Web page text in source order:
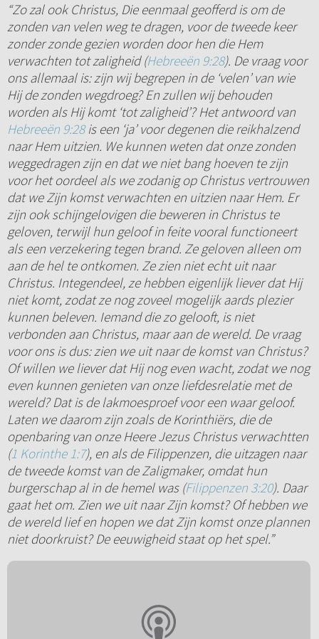
“Zo zal ook Christus, Die eenmaal geofferd is om de
zonden van velen weg te dragen, voor de tweede keer
zonder zonde gezien worden door hen die Hem
verwachten tot zaligheid (Hebreeën 9:28). De vraag voor
ons allemaal is: zijn wij begrepen in de ‘velen’ van wie
Hij de zonden wegdroeg? En zullen wij behouden
worden als Hij komt ‘tot zaligheid’? Het antwoord van
Hebreeën 9:28is een ‘ja’ voor degenen die reikhalzend
naar Hem uitzien. We kunnen weten dat onze zonden
weggedragen zijn en dat we niet bang hoeven te zijn
voor het oordeel als we zodanig op Christus vertrouwen
dat we Zijn komst verwachten en uitzien naar Hem. Er
zijn ook schijngelovigen die beweren in Christus te
geloven, terwijl hun geloof in feite vooral functioneert
als een verzekering tegen brand. Ze geloven alleen om
aan de hel te ontkomen. Ze zien niet echt uit naar
Christus. Integendeel, ze hebben eigenlijk liever dat Hij
niet komt, zodat ze nog zoveel mogelijk aards plezier
kunnen beleven. Iemand die zo gelooft, is niet
verbonden aan Christus, maar aan de wereld. De vraag
voor ons is dus: zien we uit naar de komst van Christus?
Of willen we liever dat Hij nog even wacht, zodat we nog
even kunnen genieten van onze liefdesrelatie met de
wereld? Dat is de lakmoesproef voor een waar geloof.
Laten we daarom zijn zoals de Korinthiërs, die de
openbaring van onze Heere Jezus Christus verwachtten
(1 Korinthe 1:7), en als de Filippenzen, die uitzagen naar
de tweede komst van de Zaligmaker, omdat hun
burgerschap al in de hemel was (Filippenzen 3:20). Daar
gaat het om. Zien we uit naar Zijn komst? Of hebben we
de wereld lief en hopen we dat Zijn komst onze plannen
niet doorkruist? De eeuwigheid staat op het spel.”